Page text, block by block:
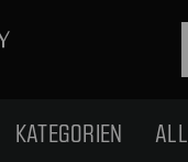
KATEGORIEN